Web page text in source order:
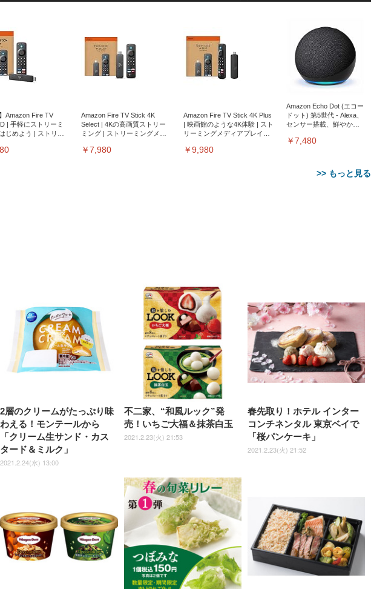
】Amazon Fire TV
| 手軽にストリーミ
じめよう | ストリー
Amazon Fire TV Stick 4K
Select | 4Kの高画質ストリー
ミング | ストリーミングメデ
￥7,980
Amazon Fire TV Stick 4K Plus
| 映画館のような4K体験 | スト
リーミングメディアプレイヤ
￥9,980
Amazon Echo Dot (エコー
ドット) 第5世代 - Alexa、
センサー搭載、鮮やかな
￥7,480
>> もっと見る
チェア メッシュチェ
工学 疲れない ブラッ
Sezlife オフィスチェア デスク
チェア 疲れない テレワーク
チェア 強化バックレスト 30
度ロッキング機能 人間工学 椅
子 腰サポート 90度跳ね上げ
式アームレスト 3Dヘッドレス
ト ハンガー付き 高反発クッシ
ョン PCチェア 通気性メッシ
ュ ゲーミング/勉強/事務用 お
しゃれ パソコンチェア (ブラ
￥7,680
Sezlife オフィスチェア デスク
チェア 疲れない テレワーク
チェア 強化バックレスト 30度
ロッキング機能 人間工学 椅子
腰サポート 90度跳ね上げ式ア
ームレスト 3Dヘッドレスト
ハンガー付き 高反発クッショ
ン PCチェア 通気性メッシュ
ゲーミング/勉強/事務用 おし
ゃれ パソコンチェア (ホワイ
ト)
￥7,680
ッシュ 通気性 ランバーサ
ポート付き 腰サポート ガ
ス圧無段階昇降 360度回
転 キャスター付き コンパ
クト 幅52×奥行58.5×高さ
84～96cm テレワーク 在
宅勤務 ブラック
WT | 27.0型4K
Type-C・ホワイ
【純正品】27"ゲーミングモ
ニター DualSense 充電フッ
￥49,979
E2724HS 27インチ 液晶モ
ニター フル
HD（1920×1080）VA 非光
沢 HDMI/DisplayPort/VGA
スピーカー内蔵 高さ調整 ス
イベル VESA対応
ComfortView ビジネス向け
￥15,800
Gaming Monitor 24” Essential ゲ
ーミングモニター QD 24.5インチ
1ms FHD 量子ドット 残像低減 (3
年保証 | 輝点保証 | 日本メーカー)
￥34,980
ワイド 42枚x2袋(84
イト(吸収面:ライトブ
ネオ・ルーライフ ネオ・オム
ツ L 中型犬用 26枚入り 単品
￥1,800
Smart Basic(スマートベーシ
ック) 【Amazon.co.jp限定】
Smart Basic アイリスオーヤマ
ペットシーツ 超厚型 お徳用
ワイド 100枚入 (x 1) (ケース
販売)
￥3,670
ュラー 200枚入
【Amazon.co.jp限定】
￥3,731
2層のクリームがたっぷり味
わえる！モンテールから
「クリーム生サンド・カス
タード＆ミルク」
2021.2.24(水) 13:00
不二家、“和風ルック”発
売！いちご大福＆抹茶白玉
2021.2.23(火) 21:53
春先取り！ホテル インター
コンチネンタル 東京ベイで
「桜パンケーキ」
2021.2.23(火) 21:52